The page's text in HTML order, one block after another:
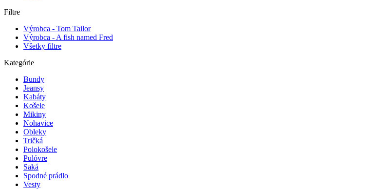
Filtre
Výrobca - Tom Tailor
Výrobca - A fish named Fred
Všetky filtre
Kategórie
Bundy
Jeansy
Kabáty
Košele
Mikiny
Nohavice
Obleky
Tričká
Polokošele
Pulóvre
Saká
Spodné prádlo
Vesty